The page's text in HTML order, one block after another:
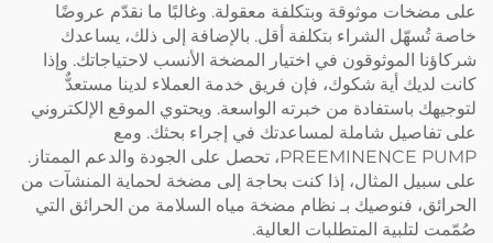
على مضخات موثوقة وبتكلفة معقولة. وغالبًا ما نقدّم عروضًا
خاصة تُسهّل الشراء بتكلفة أقل. بالإضافة إلى ذلك، يساعدك
شركاؤنا الموثوقون في اختيار المضخة الأنسب لاحتياجاتك. وإذا
كانت لديك أية شكوك، فإن فريق خدمة العملاء لدينا مستعدٌّ
لتوجيهك باستفادة من خبرته الواسعة. ويحتوي الموقع الإلكتروني
على تفاصيل شاملة لمساعدتك في إجراء بحثك. ومع
PREEMINENCE PUMP، تحصل على الجودة والدعم الممتاز.
على سبيل المثال، إذا كنت بحاجة إلى مضخة لحماية المنشآت من
الحرائق، فنوصيك بـ نظام مضخة مياه السلامة من الحرائق التي
صُمّمت لتلبية المتطلبات العالية.